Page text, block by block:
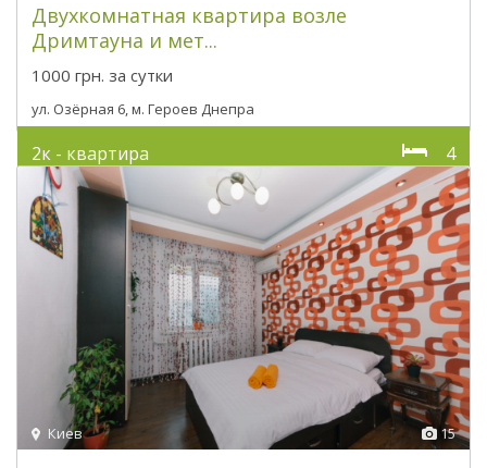
Двухкомнатная квартира возле
Дримтауна и мет...
1000 грн. за сутки
ул. Озёрная 6, м. Героев Днепра
2к - квартира 4
15
Киев